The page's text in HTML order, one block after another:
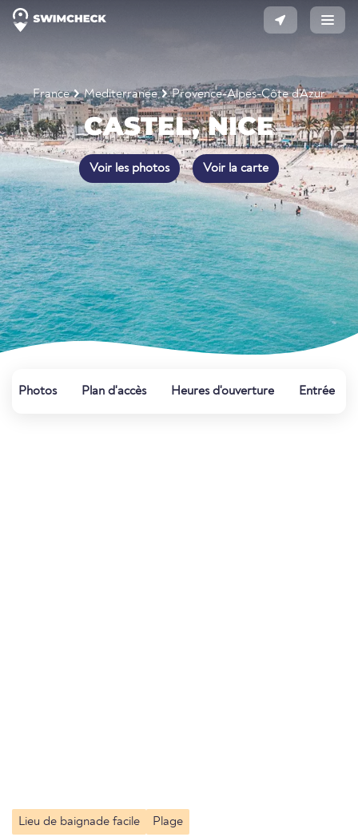
France Mediterranee Provence-Alpes-Côte d'Azur
CASTEL, NICE
Voir les photos Voir la carte
Photos Plan d'accès Heures d'ouverture Entrée
Lieu de baignade facile Plage